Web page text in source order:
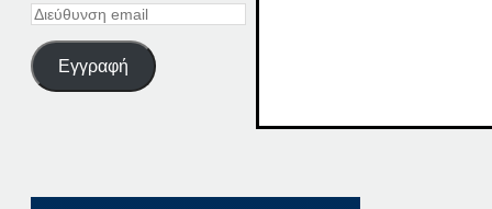
Διεύθυνση
Εγγραφή